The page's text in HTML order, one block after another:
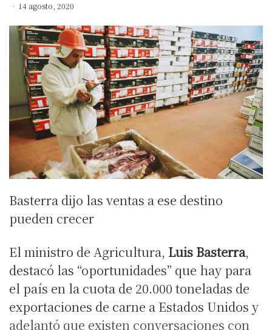
14 agosto, 2020
Basterra dijo las ventas a ese destino
pueden crecer
El ministro de Agricultura, Luis Basterra,
destacó las “oportunidades” que hay para
el país en la cuota de 20.000 toneladas de
exportaciones de carne a Estados Unidos y
adelantó que existen conversaciones con